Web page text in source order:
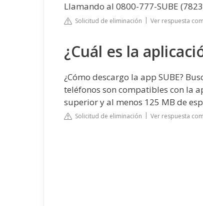
Llamando al 0800-777-SUBE
Solicitud de eliminación Ver respuesta
¿Cuál es la
¿Cómo descargo la app SUBE?
teléfonos son compatibles con la
superior y al menos 125 MB de
Solicitud de eliminación Ver respuesta